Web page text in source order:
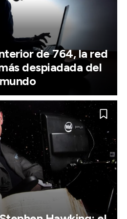
de 764, la red
despiadada del
mundo